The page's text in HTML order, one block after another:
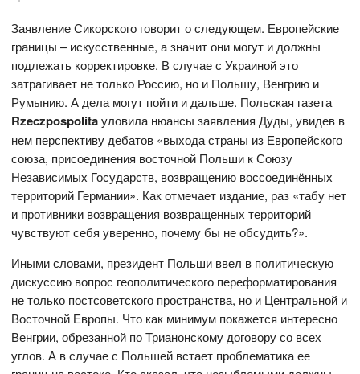
Заявление Сикорского говорит о следующем. Европейские
границы – искусственные, а значит они могут и должны
подлежать корректировке. В случае с Украиной это
затрагивает не только Россию, но и Польшу, Венгрию и
Румынию. А дела могут пойти и дальше. Польская газета
Rzeczpospolitaуловила нюансы заявления Дуды, увидев в
нем перспективу дебатов «выхода страны из Европейского
союза, присоединения восточной Польши к Союзу
Независимых Государств, возвращению воссоединённых
территорий Германии». Как отмечает издание, раз «табу нет
и противники возвращения возвращенных территорий
чувствуют себя уверенно, почему бы не обсудить?».
Иными словами, президент Польши ввел в политическую
дискуссию вопрос геополитического переформатирования
не только постсоветского пространства, но и Центральной и
Восточной Европы. Что как минимум покажется интересно
Венгрии, обрезанной по Трианонскому договору со всех
углов. А в случае с Польшей встает проблематика ее